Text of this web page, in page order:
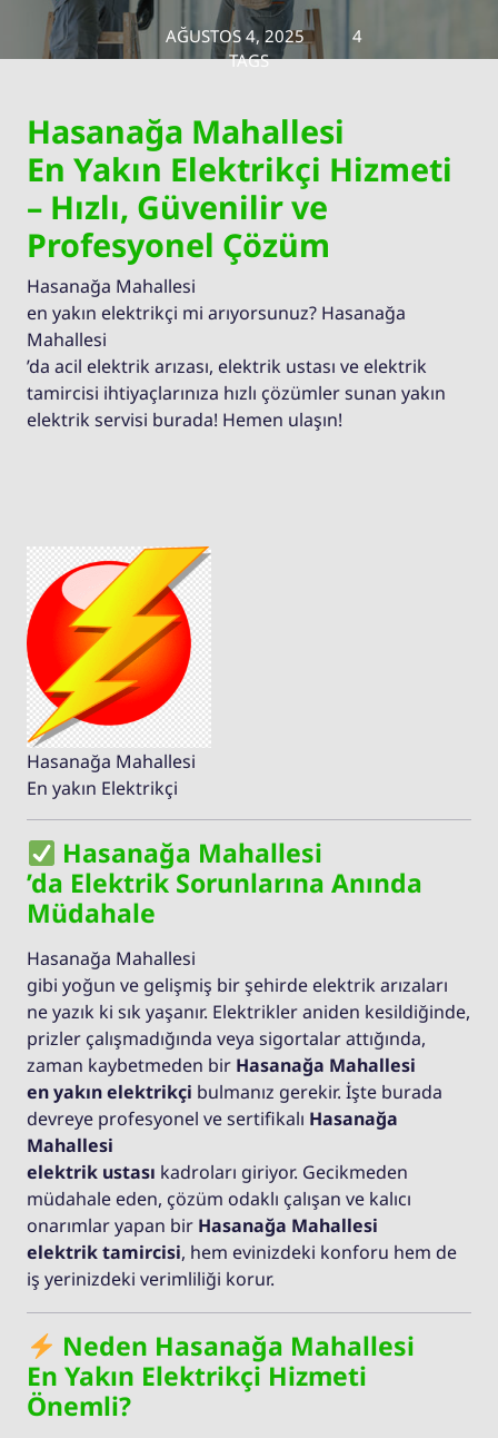
AĞUSTOS 4, 2025
4
TAGS
Hasanağa Mahallesi
En Yakın Elektrikçi Hizmeti
– Hızlı, Güvenilir ve
Profesyonel Çözüm
Hasanağa Mahallesi
en yakın elektrikçi mi arıyorsunuz? Hasanağa
Mahallesi
’da acil elektrik arızası, elektrik ustası ve elektrik
tamircisi ihtiyaçlarınıza hızlı çözümler sunan yakın
elektrik servisi burada! Hemen ulaşın!
Hasanağa Mahallesi
En yakın Elektrikçi
Hasanağa Mahallesi
’da Elektrik Sorunlarına Anında
Müdahale
Hasanağa Mahallesi
gibi yoğun ve gelişmiş bir şehirde elektrik arızaları
ne yazık ki sık yaşanır. Elektrikler aniden kesildiğinde,
prizler çalışmadığında veya sigortalar attığında,
zaman kaybetmeden bir Hasanağa Mahallesi
en yakın elektrikçi bulmanız gerekir. İşte burada
devreye profesyonel ve sertifikalı Hasanağa
Mahallesi
elektrik ustası kadroları giriyor. Gecikmeden
müdahale eden, çözüm odaklı çalışan ve kalıcı
onarımlar yapan bir Hasanağa Mahallesi
elektrik tamircisi, hem evinizdeki konforu hem de
iş yerinizdeki verimliliği korur.
Neden Hasanağa Mahallesi
En Yakın Elektrikçi Hizmeti
Önemli?